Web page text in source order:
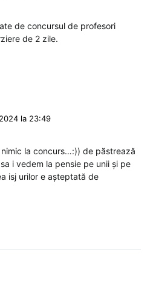
de concursul de profesori
de 2 zile.
la 23:49
la concurs…:)) de păstrează
i vedem la pensie pe unii și pe
isj urilor e așteptată de